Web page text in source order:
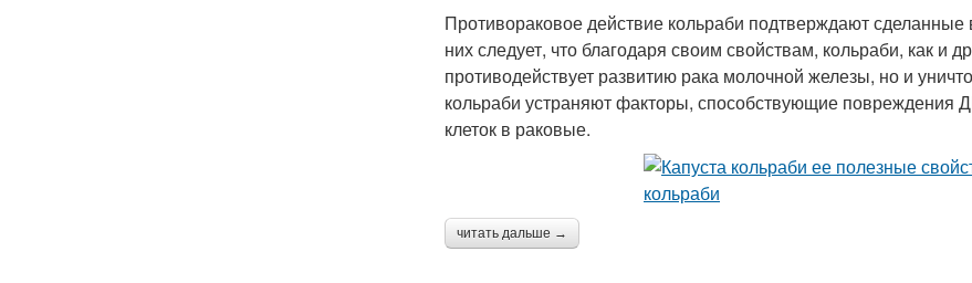
Противораковое действие кольраби подтверждают сделанные
них следует, что благодаря своим свойствам, кольраби, как и
противодействует развитию рака молочной железы, но и
кольраби устраняют факторы, способствующие
клеток в раковые.
читать дальше →